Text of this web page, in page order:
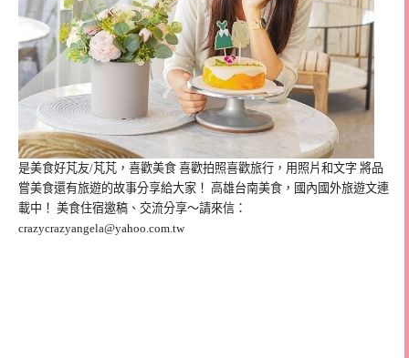
是美食好芃友/芃芃，喜歡美食 喜歡拍照喜歡旅行，用照片和文字 將品
嘗美食還有旅遊的故事分享給大家！ 高雄台南美食，國內國外旅遊文連
載中！ 美食住宿邀稿、交流分享～請來信：
crazycrazyangela@yahoo.com.tw